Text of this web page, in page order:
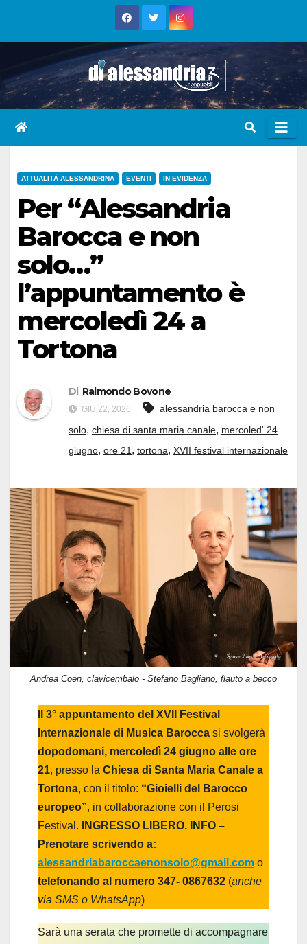
ATTUALITÀ ALESSANDRINA EVENTI IN EVIDENZA
Per “Alessandria
Barocca e non
solo…”
l’appuntamento è
mercoledì 24 a
Tortona
Di Raimondo Bovone
GIU 22, 2026
alessandria barocca e non
solo, chiesa di santa maria canale, mercoled' 24
giugno, ore 21, tortona, XVII festival internazionale
Andrea Coen, clavicembalo - Stefano Bagliano, flauto a becco
Il 3° appuntamento del XVII Festival
Internazionale di Musica Barocca si svolgerà
dopodomani, mercoledì 24 giugno alle ore
21, presso la Chiesa di Santa Maria Canale a
Tortona, con il titolo: “Gioielli del Barocco
europeo”, in collaborazione con il Perosi
Festival.
INGRESSO LIBERO. INFO –
Prenotare scrivendo a:
alessandriabaroccaenonsolo@gmail.com o
telefonando al numero 347- 0867632 (anche
via SMS o WhatsApp)
Sarà una serata che promette di accompagnare